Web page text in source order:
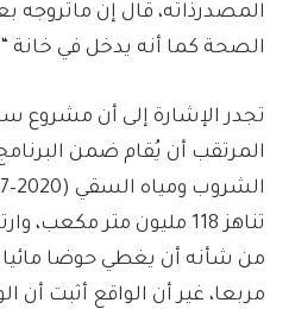
المصدرذاته، قال إن
الصحة كما أنه يدخل في خانة
تجدر الإشارة إلى أن مشروع
المرتقب أن يُقام ضمن البرنامج
مربعا، غير أن الواقع أثبت أن